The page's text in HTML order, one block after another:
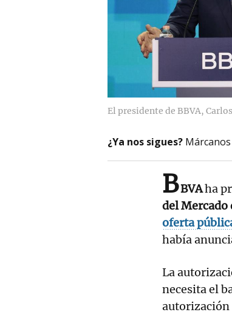
El presidente de BBVA,
¿Ya nos sigues?
BBVAha
del Mercado
oferta
había
La
necesita el
autorización